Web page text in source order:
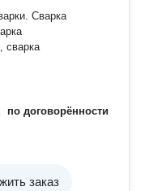
сварка
по договорённости
заказ